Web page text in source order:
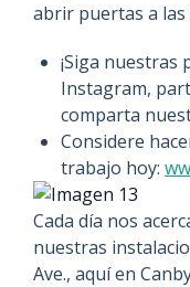
abrir puertas a las
¡Siga nuestras
Instagram,
comparta
Considere
trabajo hoy:
Cada día nos
nuestras
Ave., aquí en